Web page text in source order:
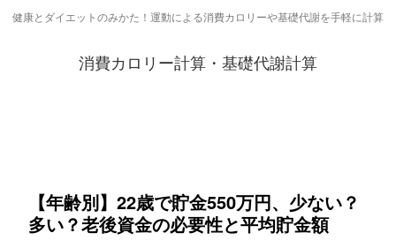
健康とダイエットのみかた！運動による消費カロリーや基礎代謝を手軽に計算
消費カロリー計算・基礎代謝計算
【年齢別】22歳で貯金550万円、少ない？
多い？老後資金の必要性と平均貯金額